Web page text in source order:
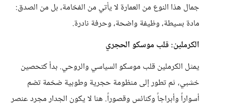
جمال هذا النوع من العمارة لا يأتي من الفخامة، بل من الصدق:
مادة بسيطة، وظيفة واضحة، وحرفة نادرة.
الكرملين: قلب موسكو الحجري
يمثل الكرملين قلب موسكو السياسي والروحي. بدأ كتحصين
خشبي، ثم تطور إلى منظومة حجرية وطوبية ضخمة تضم
أسواراً وأبراجاً وكنائس وقصوراً. هنا لا يكون الجدار مجرد عنصر